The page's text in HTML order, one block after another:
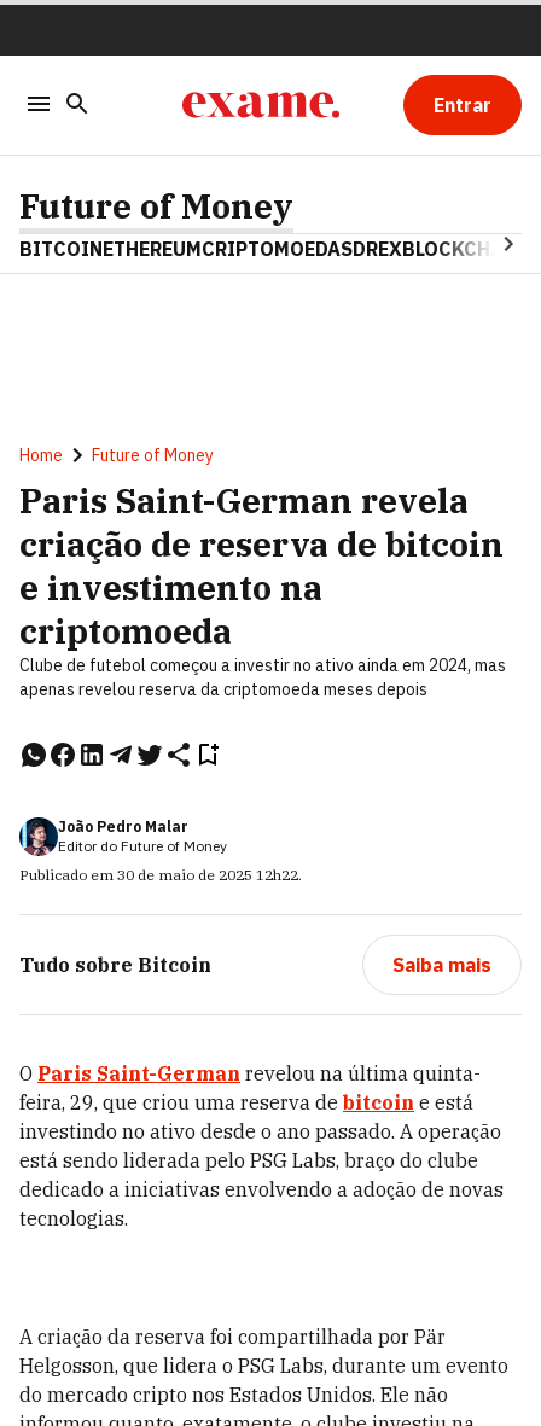
Entrar
Future of Money
BITCOINETHEREUMCRIPTOMOEDASDREXBLOCKCHAIN
Home Future of Money
Paris Saint-German revela
criação de reserva de bitcoin
e investimento na
criptomoeda
Clube de futebol começou a investir no ativo ainda em 2024, mas
apenas revelou reserva da criptomoeda meses depois
João Pedro Malar
Editor do Future of Money
Publicado em 30 de maio de 2025 12h22.
Tudo sobre Bitcoin Saiba mais
O Paris Saint-German revelou na última quinta-
feira, 29, que criou uma reserva de bitcoin e está
investindo no ativo desde o ano passado. A operação
está sendo liderada pelo PSG Labs, braço do clube
dedicado a iniciativas envolvendo a adoção de novas
tecnologias.
A criação da reserva foi compartilhada por Pär
Helgosson, que lidera o PSG Labs, durante um evento
do mercado cripto nos Estados Unidos. Ele não